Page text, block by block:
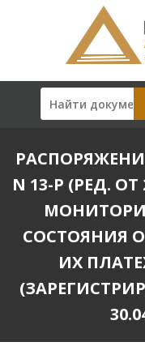
N 13-Р (РЕД.
СОСТОЯНИЯ
ИХ